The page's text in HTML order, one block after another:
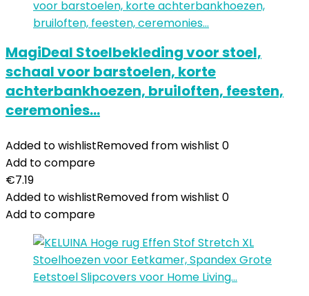
MagiDeal Stoelbekleding voor stoel,
schaal voor barstoelen, korte
achterbankhoezen, bruiloften, feesten,
ceremonies…
Added to wishlistRemoved from wishlist 0
Add to compare
€7.19
Added to wishlistRemoved from wishlist 0
Add to compare